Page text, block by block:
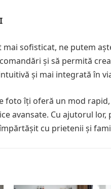
mai sofisticat, ne putem
și să permită
și mai integrată în
foto îți oferă un mod
avansate. Cu ajutorul
cu prietenii și